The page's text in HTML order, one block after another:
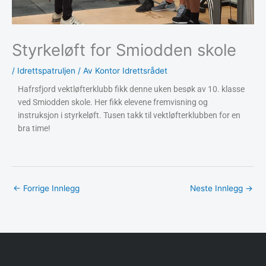
Styrkeløft for Smiodden skole
/ Idrettspatruljen / Av Kontor Idrettsrådet
Hafrsfjord vektløfterklubb fikk denne uken besøk av 10. klasse
ved Smiodden skole. Her fikk elevene fremvisning og
instruksjon i styrkeløft. Tusen takk til vektløfterklubben for en
bra time!
← Forrige Innlegg Neste Innlegg →